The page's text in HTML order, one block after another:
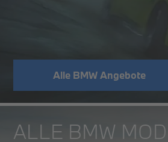
Alle BMW Angebote
ALLE BMW